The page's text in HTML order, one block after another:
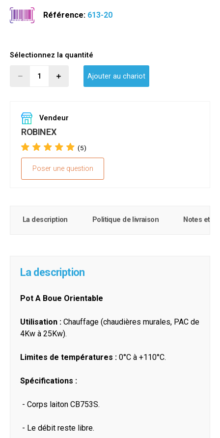
Référence: 613-20
Sélectionnez la quantité
Ajouter au chariot
Vendeur
ROBINEX
(5)
Poser une question
La description Politique de livraison Notes et
La description
Pot A Boue Orientable
Utilisation : Chauffage (chaudières murales, PAC de
4Kw à 25Kw).
Limites de températures : 0°C à +110°C.
Spécifications :
- Corps laiton CB753S.
- Le débit reste libre.